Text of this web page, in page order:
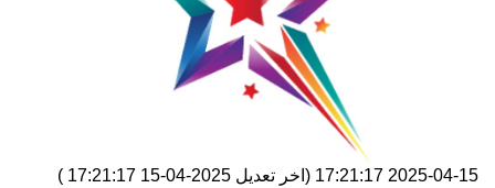
2025-04-15 17:21:17 (اخر تعديل 2025-04-15 17:21:17
)